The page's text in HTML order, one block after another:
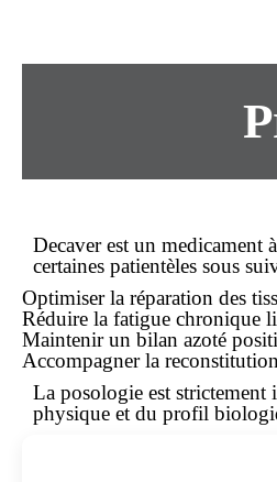
Decaver est un medicament
certaines patientèles sous
Optimiser la réparation des
Réduire la fatigue chronique
Maintenir un bilan azoté
Accompagner la
La posologie est strictement
physique et du profil